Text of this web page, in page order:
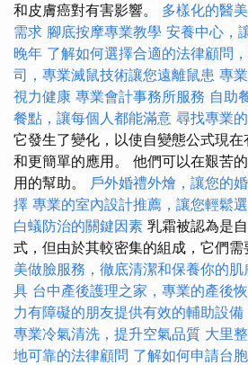
和皮膚癌對有害影響。 多樣化的醫
需求 腳底按摩專業教學 安養中心，
晚年 了解如何選擇合適的法律顧問
司，專業滅鼠技術讓您遠離鼠患 專
視力健康 專業會計事務所服務 自助
餐點，讓每個人都能滿意 尋找專業
它發生了變化，以使自變態公式現
和更簡單的應用。 他們可以在艱苦
用的幫助。 戶外婚禮外燴，讓您的
擇 專業的室內設計推薦，讓您輕鬆
白蟻防治的關鍵因素 乳霜被認為是
式，但由於其較密集的組成，它們需
美做臉服務，徹底清潔和保養你的肌
具 台中產後護理之家，專業的產後
力有障礙的朋友提供有效的輔助設備
專業冷氣清洗，提升空氣品質 大里
地可靠的法律顧問 了解如何申請台